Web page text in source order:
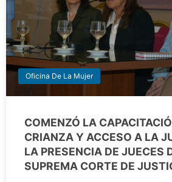
Oficina De La Mujer
COMENZÓ LA
CRIANZA Y ACCESO A LA
LA PRESENCIA DE JUECES
SUPREMA CORTE DE